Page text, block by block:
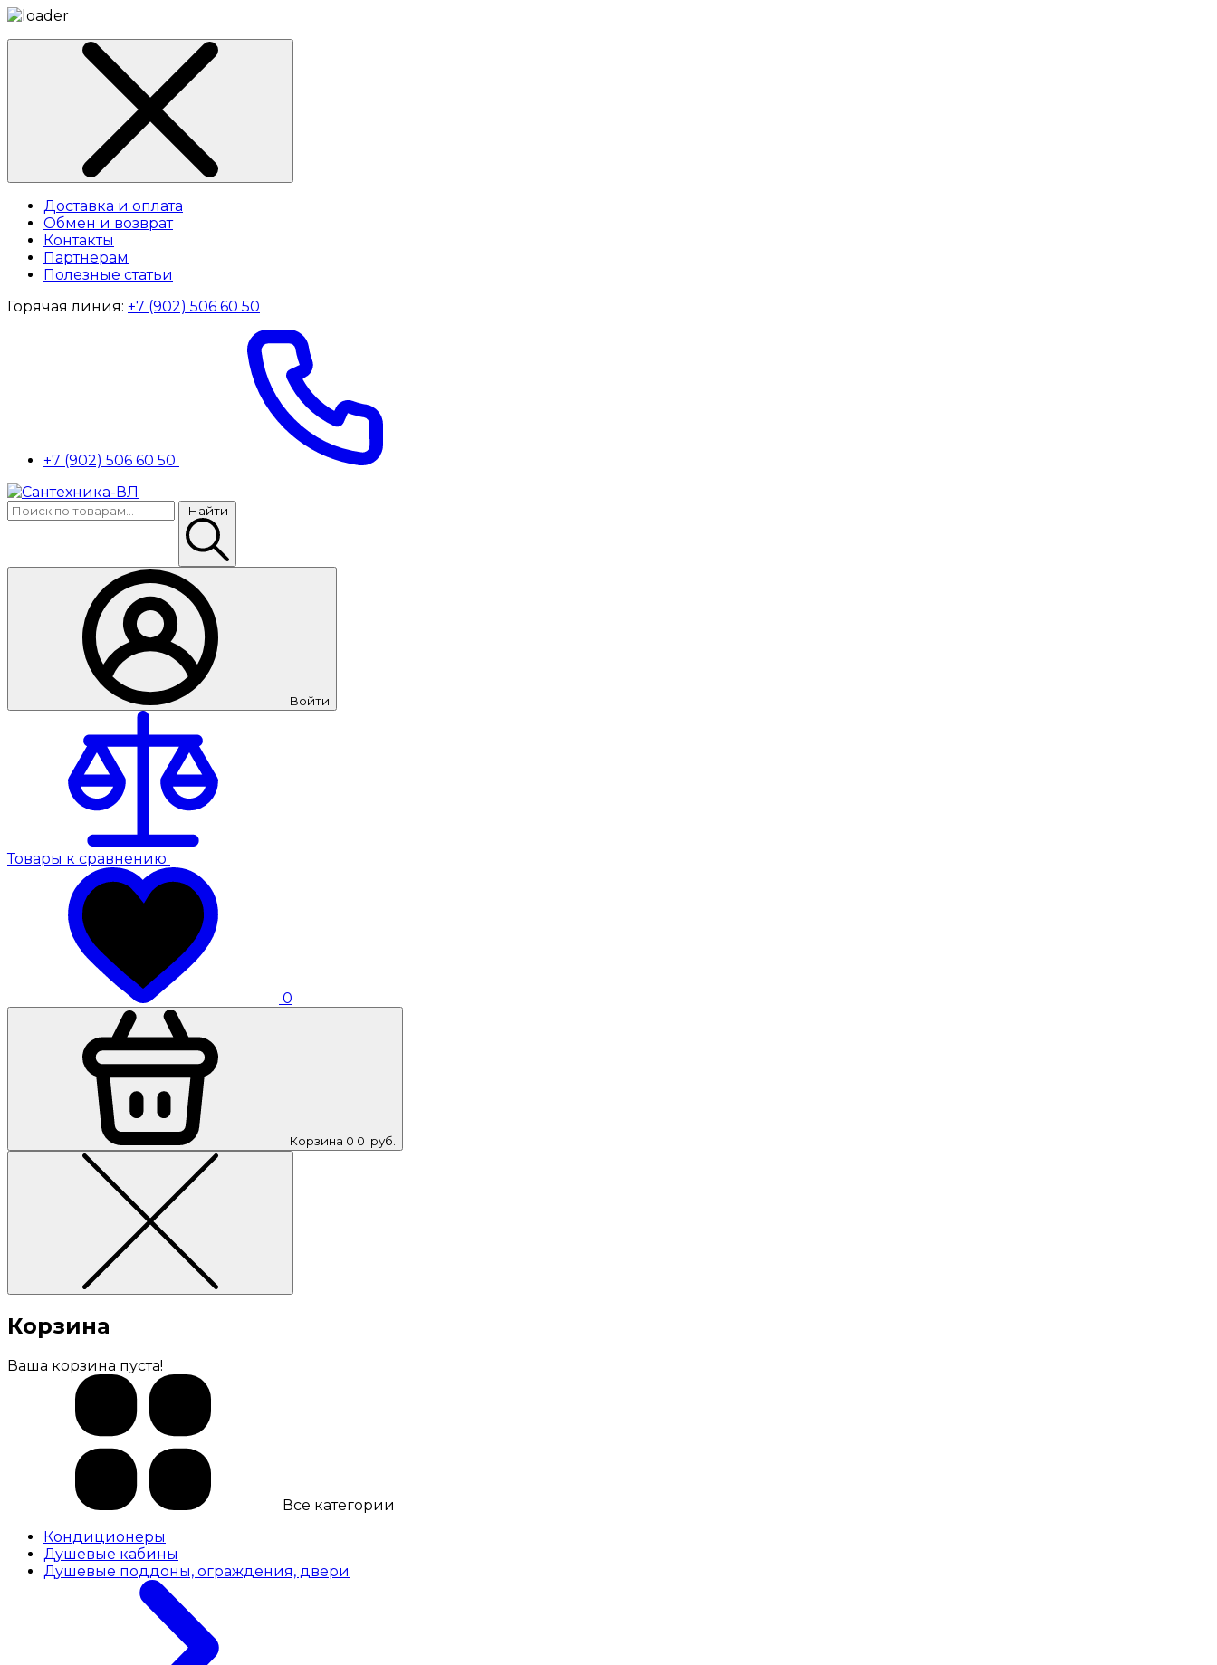
Доставка и оплата
Обмен и возврат
Контакты
Партнерам
Полезные статьи
Горячая линия: +7 (902) 506 60 50
+7 (902) 506 60 50
Найти
Войти
Товары к сравнению
0
Корзина 0 0 руб.
Корзина
Ваша корзина пуста!
Все категории
Кондиционеры
Душевые кабины
Душевые поддоны, ограждения, двери